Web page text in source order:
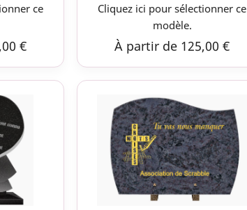
ce
€
Cliquez ici pour sélectionner ce
modèle.
À partir de 125,00 €